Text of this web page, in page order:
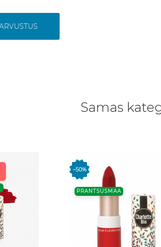
Samas
−50%
PRANTSUSMAA